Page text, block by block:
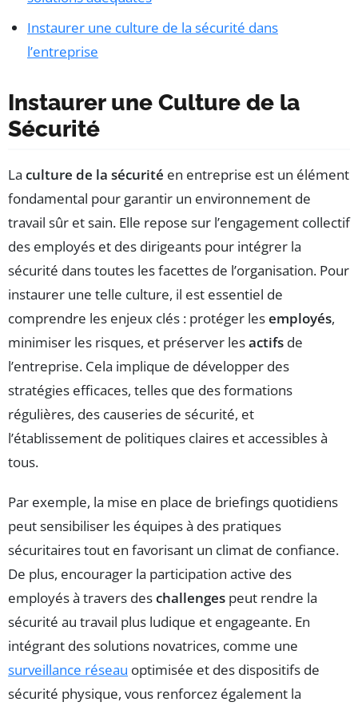
Instaurer une culture de la sécurité dans
l’entreprise
Instaurer une Culture de la
Sécurité
La culture de la sécurité en entreprise est un élément
fondamental pour garantir un environnement de
travail sûr et sain. Elle repose sur l’engagement collectif
des employés et des dirigeants pour intégrer la
sécurité dans toutes les facettes de l’organisation. Pour
instaurer une telle culture, il est essentiel de
comprendre les enjeux clés : protéger lesemployés,
minimiser les risques, et préserver lesactifs de
l’entreprise. Cela implique de développer des
stratégies efficaces, telles que des formations
régulières, des causeries de sécurité, et
l’établissement de politiques claires et accessibles à
tous.
Par exemple, la mise en place de briefings quotidiens
peut sensibiliser les équipes à des pratiques
sécuritaires tout en favorisant un climat de confiance.
De plus, encourager la participation active des
employés à travers deschallenges peut rendre la
sécurité au travail plus ludique et engageante. En
intégrant des solutions novatrices, comme une
surveillance réseau optimisée et des dispositifs de
sécurité physique, vous renforcez également la